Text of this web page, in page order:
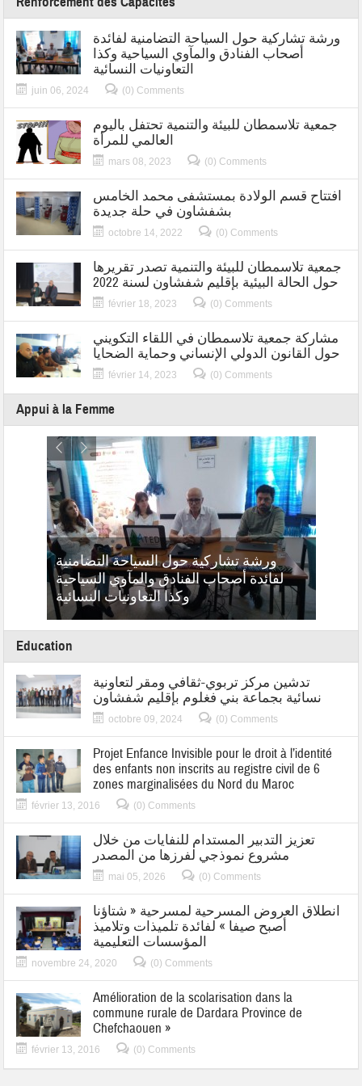
ورشة تشاركية حول السياحة التضامنية لفائدة
أصحاب الفنادق والمآوي السياحية وكذا
التعاونيات النسائية
juin 06, 2024 (0) Comments
جمعية تلاسمطان للبيئة والتنمية تحتفل باليوم
العالمي للمرأة
mars 08, 2023 (0) Comments
افتتاح قسم الولادة بمستشفى محمد الخامس
بشفشاون في حلة جديدة
octobre 14, 2022 (0) Comments
جمعية تلاسمطان للبيئة والتنمية تصدر تقريرها
حول الحالة البيئية بإقليم شفشاون لسنة 2022
février 18, 2023 (0) Comments
مشاركة جمعية تلاسمطان في اللقاء التكويني
حول القانون الدولي الإنساني وحماية الضحايا
février 14, 2023 (0) Comments
Appui à la Femme
ورشة تشاركية حول السياحة التضامنية
لفائدة أصحاب الفنادق والمآوي السياحية
وكذا التعاونيات النسائية
Education
تدشين مركز تربوي-ثقافي ومقر لتعاونية
نسائية بجماعة بني فغلوم بإقليم شفشاون
octobre 09, 2024 (0) Comments
Projet Enfance Invisible pour le droit à l’identité
des enfants non inscrits au registre civil de 6
zones marginalisées du Nord du Maroc
février 13, 2016 (0) Comments
تعزيز التدبير المستدام للنفايات من خلال
مشروع نموذجي لفرزها من المصدر
mai 05, 2026 (0) Comments
انطلاق العروض المسرحية لمسرحية « شتاؤنا
أصبح صيفا » لفائدة تلميذات وتلاميذ
المؤسسات التعليمية
novembre 24, 2020 (0) Comments
Amélioration de la scolarisation dans la
commune rurale de Dardara Province de
Chefchaouen »
février 13, 2016 (0) Comments